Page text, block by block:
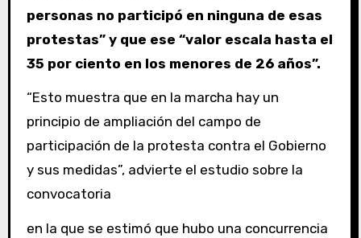
personas no participó en ninguna de esas
protestas” y que ese “valor escala hasta el
35 por ciento en los menores de 26 años”.
“Esto muestra que en la marcha hay un
principio de ampliación del campo de
participación de la protesta contra el Gobierno
y sus medidas”, advierte el estudio sobre la
convocatoria
en la que se estimó que hubo una concurrencia